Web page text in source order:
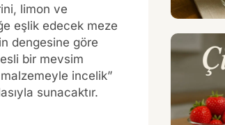
limon ve
eşlik edecek meze
dengesine göre
bir mevsim
incelik”
sunacaktır.